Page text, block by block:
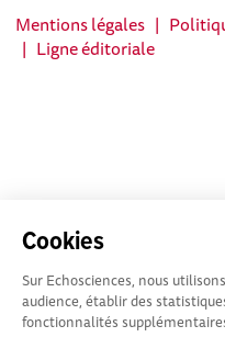
Cookies
Sur Echosciences, nous
audience, établir des
fonctionnalités
Mentions légales |
| Ligne éditoriale